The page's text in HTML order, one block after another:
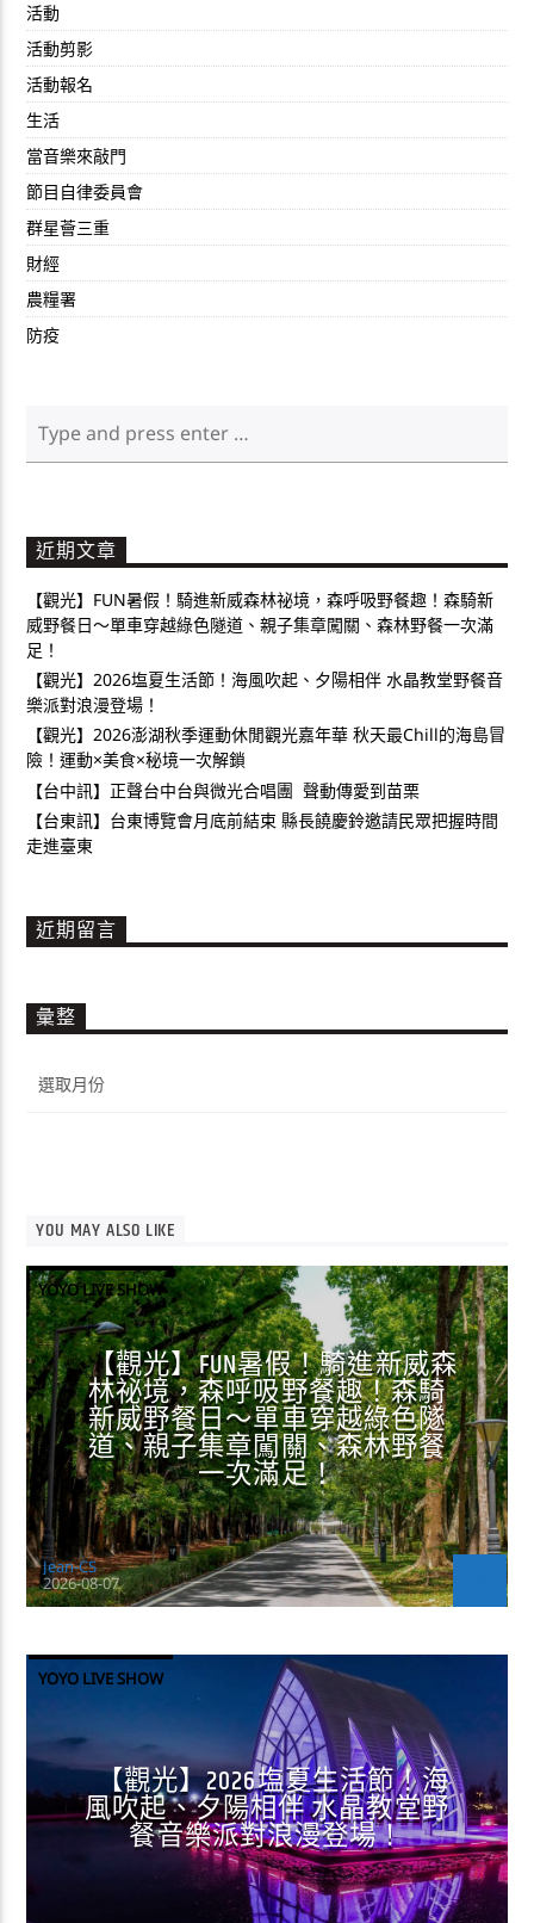
活動
活動剪影
活動報名
生活
當音樂來敲門
節目自律委員會
群星薈三重
財經
農糧署
防疫
近期文章
【觀光】FUN暑假！騎進新威森林祕境，森呼吸野餐趣！森騎新
威野餐日～單車穿越綠色隧道、親子集章闖關、森林野餐一次滿
足！
【觀光】2026塩夏生活節！海風吹起、夕陽相伴 水晶教堂野餐音
樂派對浪漫登場！
【觀光】2026澎湖秋季運動休閒觀光嘉年華 秋天最Chill的海島冒
險！運動×美食×秘境一次解鎖
【台中訊】正聲台中台與微光合唱團 聲動傳愛到苗栗
【台東訊】台東博覽會月底前結束 縣長饒慶鈴邀請民眾把握時間
走進臺東
近期留言
彙整
整
YOU MAY ALSO LIKE
YOYO LIVE SHOW
【觀光】FUN暑假！騎進新威森
林祕境，森呼吸野餐趣！森騎
新威野餐日～單車穿越綠色隧
道、親子集章闖關、森林野餐
一次滿足！
Jean-CS
2026-08-07
YOYO LIVE SHOW
【觀光】2026塩夏生活節！海
風吹起、夕陽相伴 水晶教堂野
餐音樂派對浪漫登場！